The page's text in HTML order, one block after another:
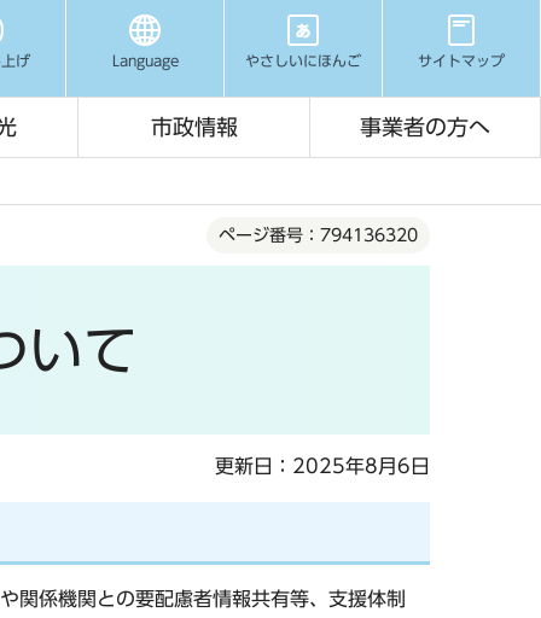
げ Language やさしいにほんご サイトマップ
市政情報 事業者の方へ
ページ番号：794136320
いて
更新日：2025年8月6日
関係機関との要配慮者情報共有等、支援体制